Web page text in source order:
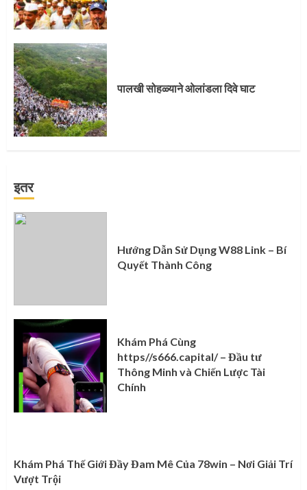
पालखी सोहळ्याने ओलांडला दिवे घाट
इतर
Hướng Dẫn Sử Dụng W88 Link – Bí
Quyết Thành Công
Khám Phá Cùng
https//s666.capital/ – Đầu tư
Thông Minh và Chiến Lược Tài
Chính
Khám Phá Thế Giới Đầy Đam Mê Của 78win – Nơi Giải Trí
Vượt Trội